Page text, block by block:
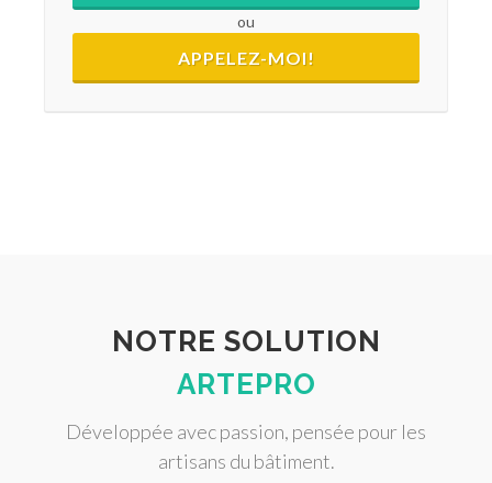
ou
APPELEZ-MOI!
NOTRE SOLUTION
ARTEPRO
Développée avec passion, pensée pour les
artisans du bâtiment.